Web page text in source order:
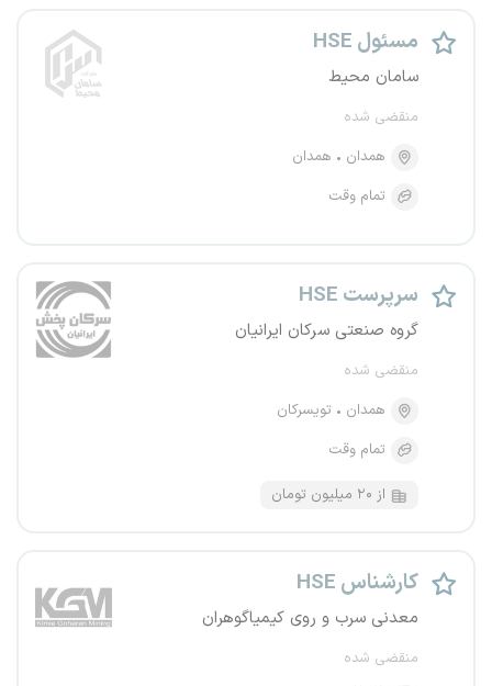
مسئول HSE
سامان محیط
منقضی شده
همدان
همدان
تمام وقت
سرپرست HSE
گروه صنعتی سرکان ایرانیان
منقضی شده
همدان
تویسرکان
تمام وقت
از ۲۰ میلیون تومان
کارشناس HSE
معدنی سرب و روی کیمیاگوهران
منقضی شده